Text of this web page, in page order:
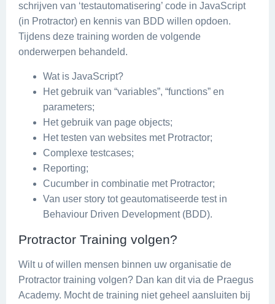
schrijven van ‘testautomatisering’ code in JavaScript
(in Protractor) en kennis van BDD willen opdoen.
Tijdens deze training worden de volgende
onderwerpen behandeld.
Wat is JavaScript?
Het gebruik van “variables”, “functions” en
parameters;
Het gebruik van page objects;
Het testen van websites met Protractor;
Complexe testcases;
Reporting;
Cucumber in combinatie met Protractor;
Van user story tot geautomatiseerde test in
Behaviour Driven Development (BDD).
Protractor Training volgen?
Wilt u of willen mensen binnen uw organisatie de
Protractor training volgen? Dan kan dit via de Praegus
Academy. Mocht de training niet geheel aansluiten bij